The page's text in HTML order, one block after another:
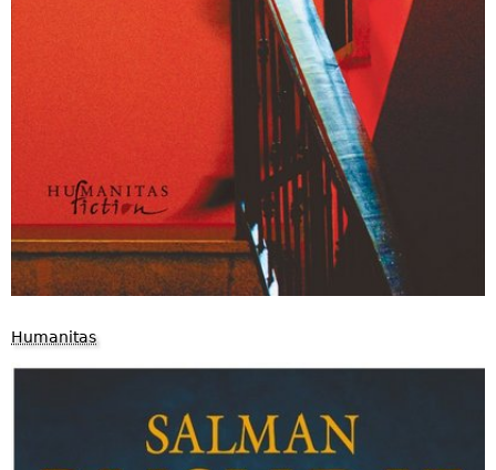
Humanitas